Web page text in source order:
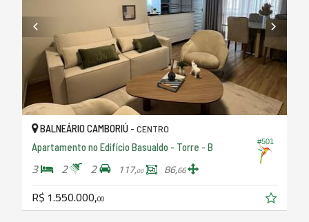
#501
BALNEÁRIO CAMBORIÚ - CENTRO
Apartamento no Edifício Basualdo - Torre - B
3 2 2 117,00 86,66
R$ 1.550.000,00